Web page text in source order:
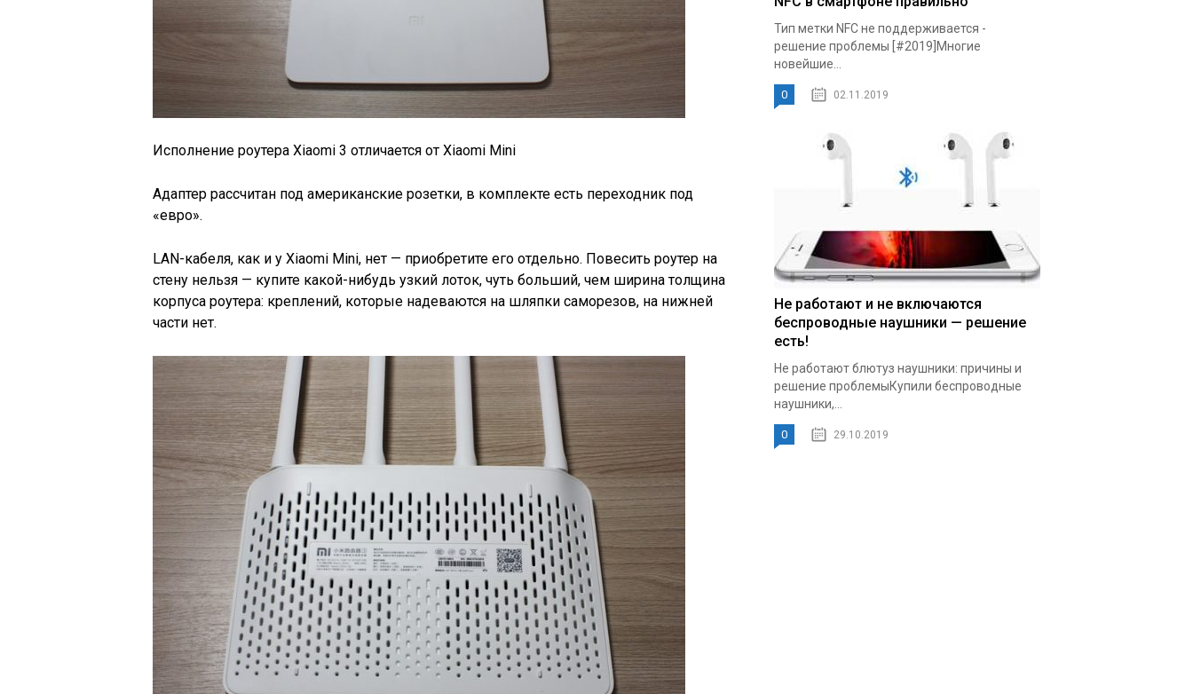
Исполнение роутера Xiaomi 3 отличается от Xiaomi Mini
Адаптер рассчитан под американские розетки, в комплекте есть переходник под
«евро».
LAN-кабеля, как и у Xiaomi Mini, нет — приобретите его отдельно. Повесить роутер на
стену нельзя — купите какой-нибудь узкий лоток, чуть больший, чем ширина толщина
корпуса роутера: креплений, которые надеваются на шляпки саморезов, на нижней
части нет.
Тип метки NFC не поддерживается -
решение проблемы [#2019]Многие
новейшие...
0 02.11.2019
Не работают и не включаются
беспроводные наушники — решение
есть!
Не работают блютуз наушники: причины и
решение проблемыКупили беспроводные
наушники,...
0 29.10.2019